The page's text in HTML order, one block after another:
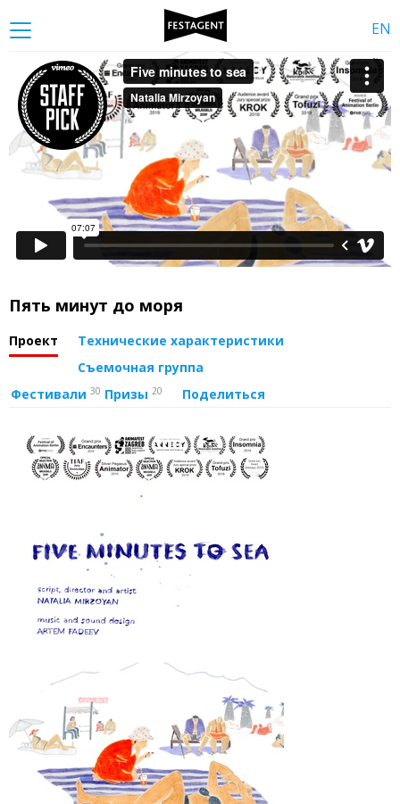
EN
Пять минут до моря
Проект
Технические характеристики
Съемочная группа
Фестивали 30 Призы 20 Поделиться